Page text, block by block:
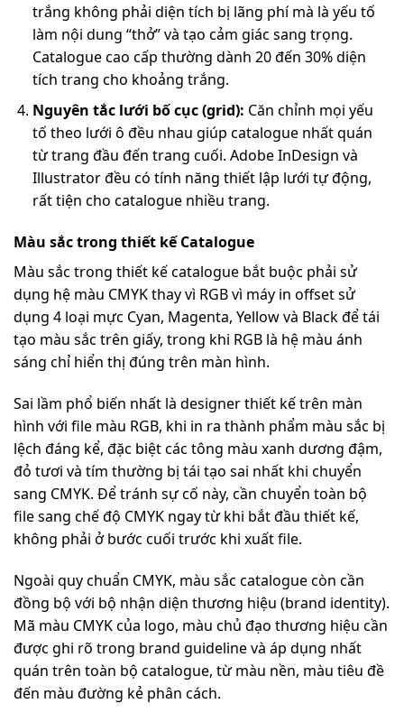
trắng không phải diện tích bị lãng phí mà là yếu tố
làm nội dung “thở” và tạo cảm giác sang trọng.
Catalogue cao cấp thường dành 20 đến 30% diện
tích trang cho khoảng trắng.
Nguyên tắc lưới bố cục (grid): Căn chỉnh mọi yếu
tố theo lưới ô đều nhau giúp catalogue nhất quán
từ trang đầu đến trang cuối. Adobe InDesign và
Illustrator đều có tính năng thiết lập lưới tự động,
rất tiện cho catalogue nhiều trang.
Màu sắc trong thiết kế Catalogue
Màu sắc trong thiết kế catalogue bắt buộc phải sử
dụng hệ màu CMYK thay vì RGB vì máy in offset sử
dụng 4 loại mực Cyan, Magenta, Yellow và Black để tái
tạo màu sắc trên giấy, trong khi RGB là hệ màu ánh
sáng chỉ hiển thị đúng trên màn hình.
Sai lầm phổ biến nhất là designer thiết kế trên màn
hình với file màu RGB, khi in ra thành phẩm màu sắc bị
lệch đáng kể, đặc biệt các tông màu xanh dương đậm,
đỏ tươi và tím thường bị tái tạo sai nhất khi chuyển
sang CMYK. Để tránh sự cố này, cần chuyển toàn bộ
file sang chế độ CMYK ngay từ khi bắt đầu thiết kế,
không phải ở bước cuối trước khi xuất file.
Ngoài quy chuẩn CMYK, màu sắc catalogue còn cần
đồng bộ với bộ nhận diện thương hiệu (brand identity).
Mã màu CMYK của logo, màu chủ đạo thương hiệu cần
được ghi rõ trong brand guideline và áp dụng nhất
quán trên toàn bộ catalogue, từ màu nền, màu tiêu đề
đến màu đường kẻ phân cách.